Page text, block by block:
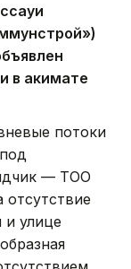
в акимате
потоки
— ТОО
отсутствие
и улице